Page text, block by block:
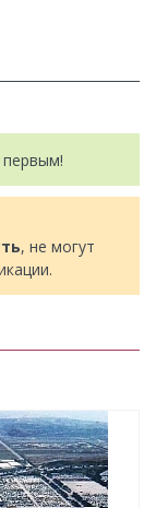
, не могут